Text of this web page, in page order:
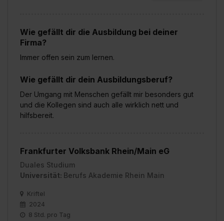
Wie gefällt dir die Ausbildung bei deiner
Firma?
Immer offen sein zum lernen.
Wie gefällt dir dein Ausbildungsberuf?
Der Umgang mit Menschen gefällt mir besonders gut
und die Kollegen sind auch alle wirklich nett und
hilfsbereit.
Frankfurter Volksbank Rhein/Main eG
Duales Studium
Universität: Berufs Akademie Rhein Main
Kriftel
2024
8 Std. pro Tag